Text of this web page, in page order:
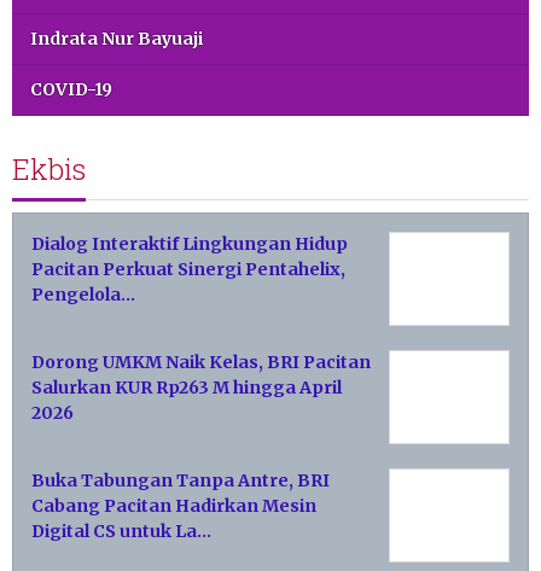
Indrata Nur Bayuaji
COVID-19
Ekbis
Dialog Interaktif Lingkungan Hidup
Pacitan Perkuat Sinergi Pentahelix,
Pengelola…
Dorong UMKM Naik Kelas, BRI Pacitan
Salurkan KUR Rp263 M hingga April
2026
Buka Tabungan Tanpa Antre, BRI
Cabang Pacitan Hadirkan Mesin
Digital CS untuk La…